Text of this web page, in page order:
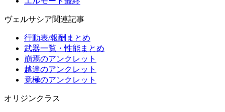
ヴェルサシア関連記事
行動表/報酬まとめ
武器一覧・性能まとめ
崩焉のアンクレット
越達のアンクレット
竟極のアンクレット
オリジンクラス